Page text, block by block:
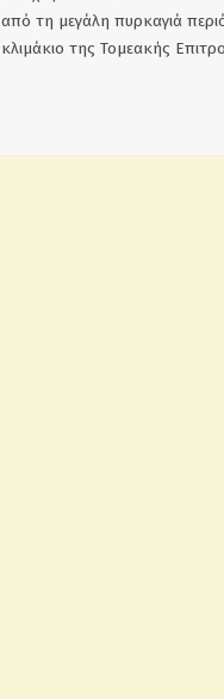
από τη μεγάλη πυρκαγιά
κλιμάκιο της Τομεακής